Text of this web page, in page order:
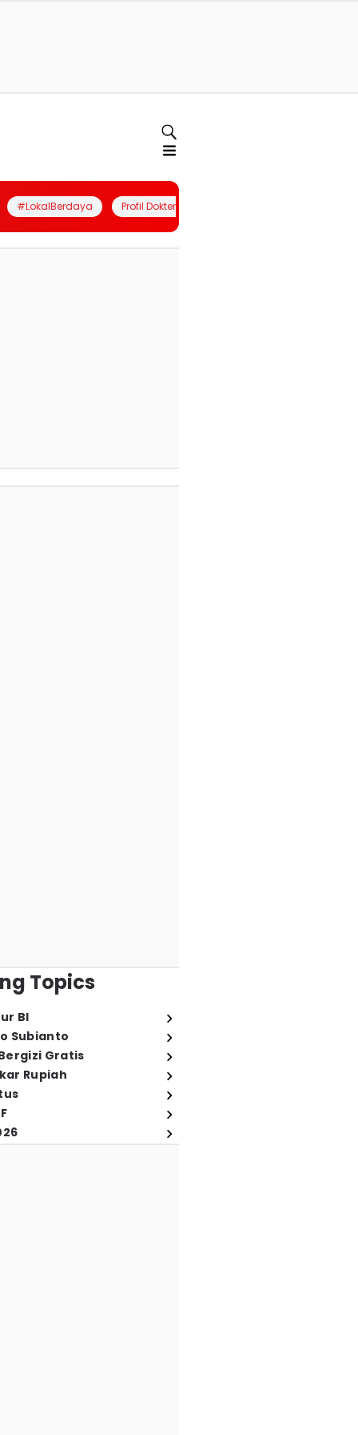
#LokalBerdaya Profil Dokter
Topics
BI
Subianto
Gratis
Rupiah